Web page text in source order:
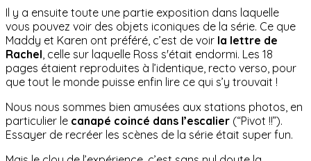
Il y a ensuite toute une partie exposition dans laquelle
vous pouvez voir des objets iconiques de la série. Ce que
Maddy et Karen ont préféré, c’est de voir la lettre de
Rachel, celle sur laquelle Ross s'était endormi. Les 18
pages étaient reproduites à l’identique, recto verso, pour
que tout le monde puisse enfin lire ce qui s’y trouvait !
Nous nous sommes bien amusées aux stations photos, en
particulier le canapé coincé dans l’escalier (“Pivot !!”).
Essayer de recréer les scènes de la série était super fun.